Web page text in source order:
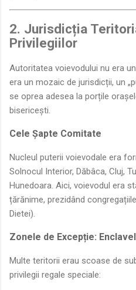
2. Jurisdicția
Privilegiilor
Autoritatea voievodului nu era
era un mozaic de jurisdicții, un
se oprea adesea la porțile
bisericești.
Cele Șapte Comitate
Nucleul puterii voievodale era
Solnocul Interior, Dăbâca, Cluj,
Hunedoara. Aici, voievodul era
țărănime, prezidând
Dietei).
Zonele de Excepție:
Multe teritorii erau scoase de
privilegii regale speciale: